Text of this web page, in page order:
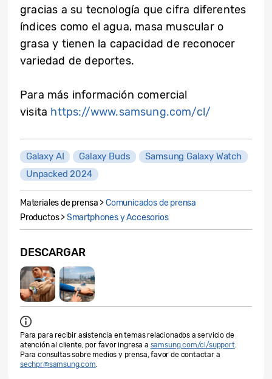
gracias a su tecnología que cifra diferentes
índices como el agua, masa muscular o
grasa y tienen la capacidad de reconocer
variedad de deportes.
Para más información comercial
visita https://www.samsung.com/cl/
Galaxy AI Galaxy Buds
Samsung Galaxy Watch
Unpacked 2024
Materiales de prensa >Comunicados de prensa
Productos >Smartphones y Accesorios
DESCARGAR
Para para recibir asistencia en temas relacionados a servicio de
atención al cliente, por favor ingresa a samsung.com/cl/support.
Para consultas sobre medios y prensa, favor de contactar a
sechpr@samsung.com